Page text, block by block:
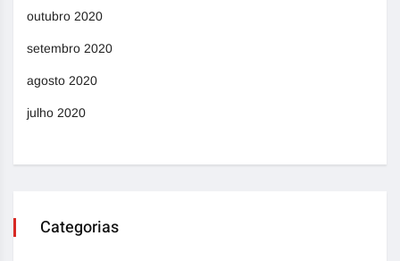
outubro 2020
setembro 2020
agosto 2020
julho 2020
Categorias